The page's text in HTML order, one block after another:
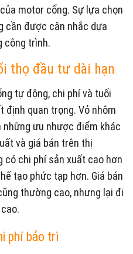
motor cổng. Sự lựa chọn
cần được cân nhắc dựa
công trình.
thọ đầu tư dài hạn
tự động, chi phí và tuổi
định quan trọng. Vỏ nhôm
ưu nhược điểm khác
và giá bán trên thị
chi phí sản xuất cao hơn
tạo phức tạp hơn. Giá bán
thường cao, nhưng lại đi
phí bảo trì